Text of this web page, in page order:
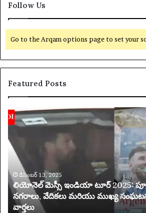
Follow Us
Go to the Arqam options page to set your
Featured Posts
లి
యో
ల్
మె
ఇం
డి
యా
టూ
డిసెంబర్ 13, 2025
లియోనెల్ మెస్సీ ఇండియా టూర్ 2025:
నగరాలు, వేదికలు మరియు ముఖ్య
వార్తలు